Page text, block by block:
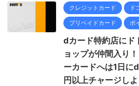
クレジットカード ド
プリペイドカード ポ
dカード特約店にド
ョップが仲間入り
ーカードへは1日
円以上チャージしよ